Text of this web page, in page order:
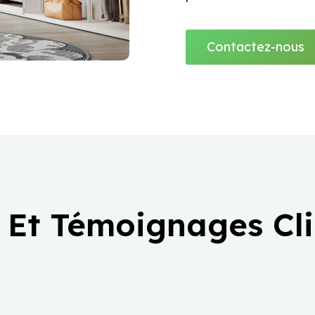
Contactez-nous
Et Témoignages